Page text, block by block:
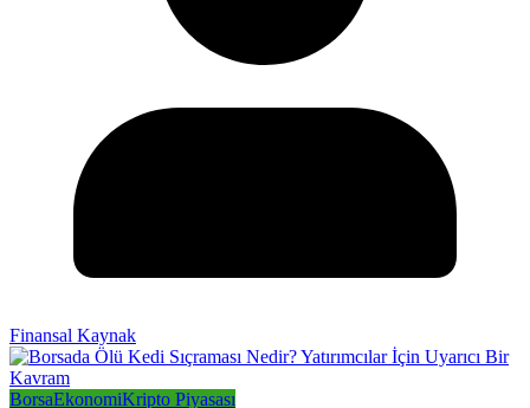
Finansal Kaynak
BorsaEkonomiKripto Piyasası